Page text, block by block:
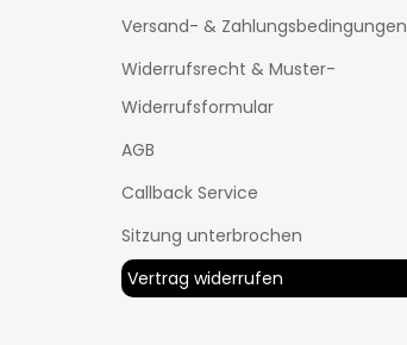
Versand- & Zahlungsbedingungen
Widerrufsrecht & Muster-
Widerrufsformular
AGB
Callback Service
Sitzung unterbrochen
Vertrag widerrufen